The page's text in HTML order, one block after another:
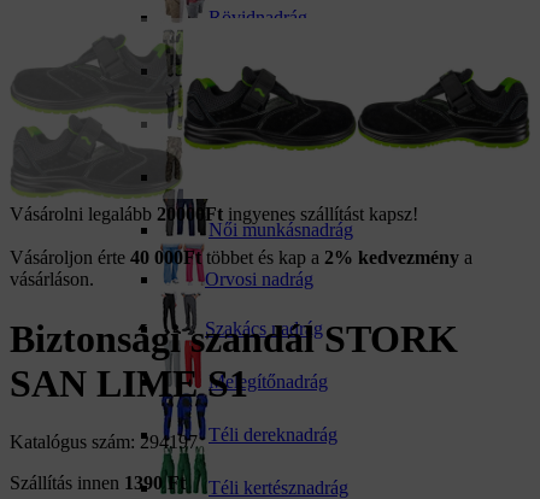
Rövidnadrág
Derekas nadrág
Kantáros nadrág
Női munkásnadrág
Orvosi nadrág
Szakács nadrág
Melegítőnadrág
Téli dereknadrág
Téli kertésznadrág
Vásárolni legalább 20000Ft ingyenes szállítást kapsz!
Vásároljon érte 40 000Fttöbbet és kap a 2% kedvezmény a
vásárláson.
Biztonsági szandál STORK
SAN LIME S1
Katalógus szám: 294197
Szállítás innen 1390 Ft